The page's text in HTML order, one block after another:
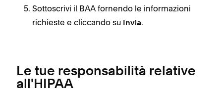
Sottoscrivi il BAA fornendo le informazioni
richieste e cliccando su
Invia.
Le tue responsabilità relative
all'HIPAA